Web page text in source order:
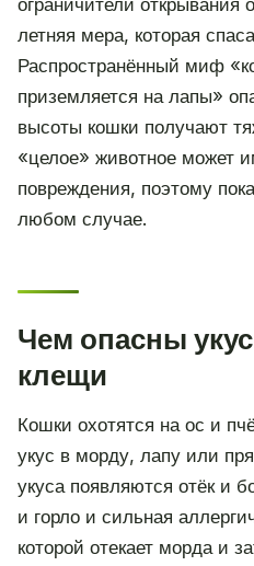
летняя мера, которая
Распространённый миф
приземляется на лапы»
высоты кошки получают
«целое» животное может
повреждения, поэтому
любом случае.
Чем опасны
клещи
Кошки охотятся на ос и
укус в морду, лапу или
укуса появляются отёк и
и горло и сильная
которой отекает морда и